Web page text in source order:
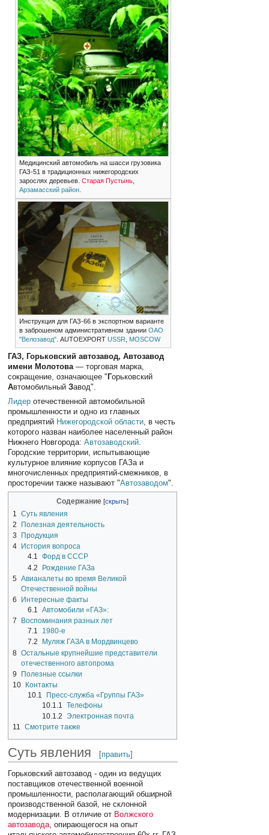
Медицинский автомобиль на шасси грузовика
ГАЗ-51 в традиционных нижегородских
зарослях деревьев. Старая Пустынь,
Арзамасский район.
Инструкция для ГАЗ-66 в экспортном варианте
в заброшеном административном здании ОАО
"Велозавод". AUTOEXPORT USSR MOSCOW
ГАЗ, Горьковский автозавод, Автозавод
имени Молотова— торговая марка,
сокращение, означающее " Горьковский
АвтомобильныйЗавод".
Лидер отечественной автомобильной
промышленности и одно из главных
предприятий Нижегородской области , в честь
которого назван наиболее населенный район
Нижнего Новгорода:Автозаводский
Городские территории, испытывающие
культурное влияние корпусов ГАЗа и
многочисленных предприятий-смежников, в
просторечии также называют "Автозаводом".
Содержание
1
Суть явления
2
Полезная деятельность
3
Продукция
4
История вопроса
4.1 Форд в СССР
4.2
Рождение ГАЗа
5 Авианалеты во время Великой
Отечественной войны
6
Интересные факты
6.1 Автомобили «ГАЗ»:
7
Воспоминания разных лет
7.1
1980-е
7.2
Муляж ГАЗА в Мордвинцево
8 Остальные крупнейшие представители
отечественного автопрома
9
Полезные ссылки
10
Контакты
10.1
Пресс-служба «Группы ГАЗ»
10.1.1 Телефоны
10.1.2 Электронная почта
11
Смотрите также
Суть явления [править]
Горьковский автозавод - один из ведущих
поставщиков отечественной военной
промышленности, располагающий обширной
производственной базой, не склонной
модернизации. В отличие от Волжского
автозавода, опирающегося на опыт